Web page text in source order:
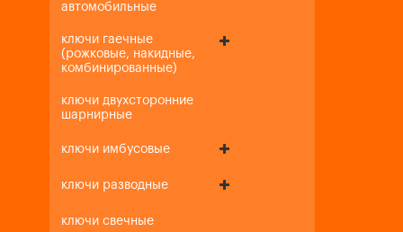
автомобильные
ключи гаечные
(рожковые, накидные,
комбинированные)
ключи двухсторонние
шарнирные
ключи имбусовые
ключи разводные
ключи свечные